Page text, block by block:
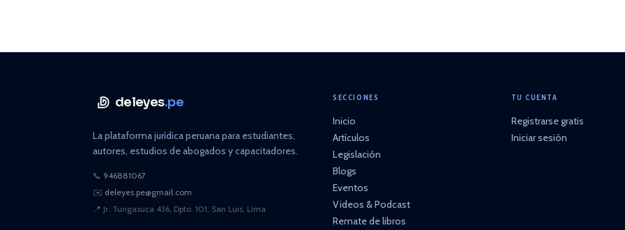
deleyes.pe
La plataforma jurídica peruana para estudiantes,
autores, estudios de abogados y capacitadores.
📞 946881067
✉️ deleyes.pe@gmail.com
📍 Jr. Tungasuca 436, Dpto. 101, San Luis, Lima
SECCIONES
Inicio
Artículos
Legislación
Blogs
Eventos
Videos & Podcast
Remate de libros
TU CUENTA
Registrarse gratis
Iniciar sesión